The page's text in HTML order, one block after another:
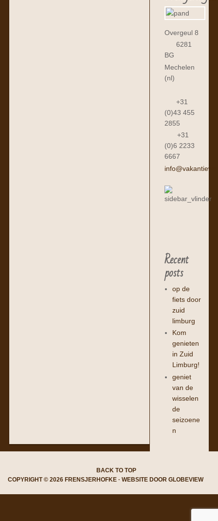
Overgeul 8
6281
BG
Mechelen
(nl)
+31
(0)43 455
2855
+31
(0)6 2233
6667
Recent
posts
op de
fiets door
zuid
limburg
Kom
genieten
in Zuid
Limburg!
geniet
van de
wisselen
de
seizoene
n
BACK TO TOP
COPYRIGHT © 2026 FRENSJERHOFKE · WEBSITE DOOR GLOBEVIEW